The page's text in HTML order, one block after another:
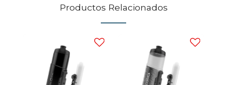
Productos Relacionados